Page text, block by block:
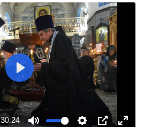
30:24
Play